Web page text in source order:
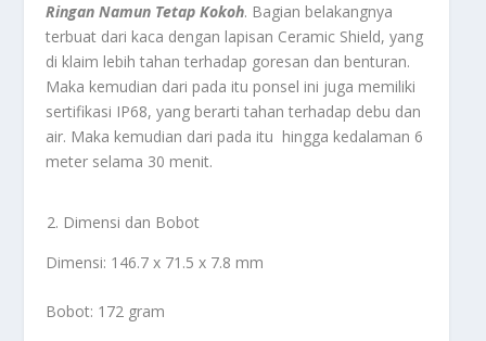
Ringan Namun Tetap Kokoh. Bagian belakangnya
terbuat dari kaca dengan lapisan Ceramic Shield, yang
di klaim lebih tahan terhadap goresan dan benturan.
Maka kemudian dari pada itu ponsel ini juga memiliki
sertifikasi IP68, yang berarti tahan terhadap debu dan
air. Maka kemudian dari pada itu hingga kedalaman 6
meter selama 30 menit.
Dimensi dan Bobot
Dimensi: 146.7 x 71.5 x 7.8 mm
Bobot: 172 gram